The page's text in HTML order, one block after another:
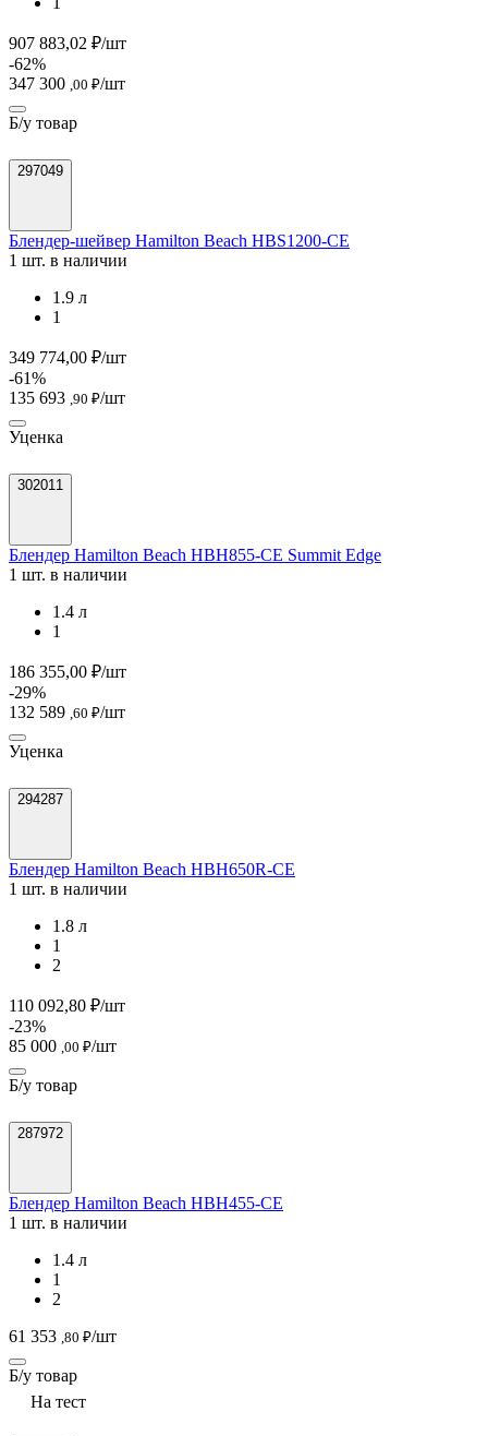
907 883,02 ₽/шт
-62%
347 300 ,00 ₽/шт
Б/у товар
297049
Блендер-шейвер Hamilton Beach HBS1200-CE
1 шт. в наличии
1.9 л
1
349 774,00 ₽/шт
-61%
135 693 ,90 ₽/шт
Уценка
302011
Блендер Hamilton Beach HBH855-CE Summit Edge
1 шт. в наличии
1.4 л
1
186 355,00 ₽/шт
-29%
132 589 ,60 ₽/шт
Уценка
294287
Блендер Hamilton Beach HBH650R-СЕ
1 шт. в наличии
1.8 л
1
2
110 092,80 ₽/шт
-23%
85 000 ,00 ₽/шт
Б/у товар
287972
Блендер Hamilton Beach HBH455-CE
1 шт. в наличии
1.4 л
1
2
61 353 ,80 ₽/шт
Б/у товар
На тест